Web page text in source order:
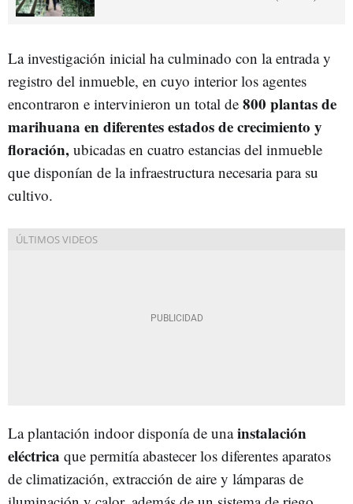
La investigación inicial ha culminado con la entrada y
registro del inmueble, en cuyo interior los agentes
encontraron e intervinieron un total de 800 plantas de
marihuana en diferentes estados de crecimiento y
floración, ubicadas en cuatro estancias del inmueble
que disponían de la infraestructura necesaria para su
cultivo.
La plantación indoor disponía de unainstalación
eléctrica que permitía abastecer los diferentes aparatos
de climatización, extracción de aire y lámparas de